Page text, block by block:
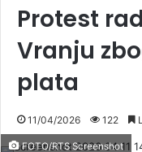
Protest
Vranju
plata
11/04/2026 122
FOTO/RTS Screenshot